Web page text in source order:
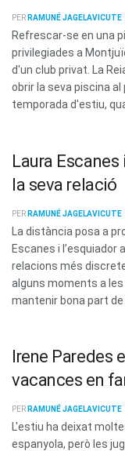
PER RAMUNÉ JAGELAVICUTE
Refrescar-se en una
privilegiades a
d'un club privat. La
obrir la seva piscina
temporada d'estiu,
Laura
la seva relació
PER RAMUNÉ JAGELAVICUTE
La distància posa a
Escanes i l’esquiador
relacions més
alguns moments a
mantenir bona part de
Irene Paredes
vacances en
PER RAMUNÉ JAGELAVICUTE
L'estiu ha deixat
espanyola, però les